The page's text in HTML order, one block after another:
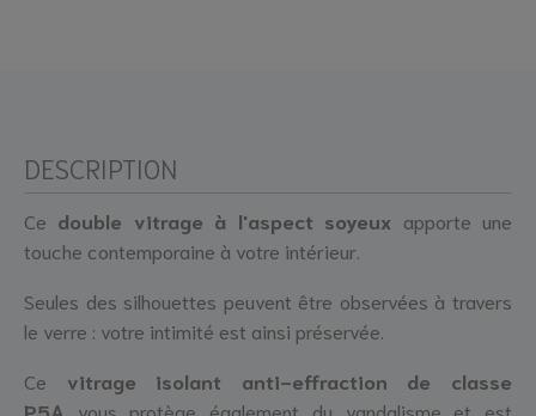
DESCRIPTION
Ce double vitrage à l'aspect soyeux apporte une
touche contemporaine à votre intérieur.
Seules des silhouettes peuvent être observées à travers
le verre : votre intimité est ainsi préservée.
Ce vitrage isolant anti-effraction de classe
P5A vous protège également du vandalisme et est